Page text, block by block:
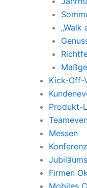
„Walk
Kick-Off-
Produkt-
Messen
Firmen
Mobiles